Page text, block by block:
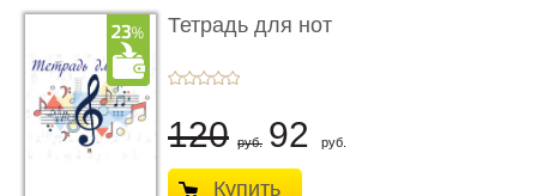
Тетрадь для нот
120 руб. 92 руб.
Купить